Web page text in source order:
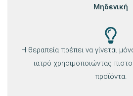
Μηδενική
Η θεραπεία πρέπει να γίνεται
ιατρό χρησιμοποιώντας
προϊόντα.